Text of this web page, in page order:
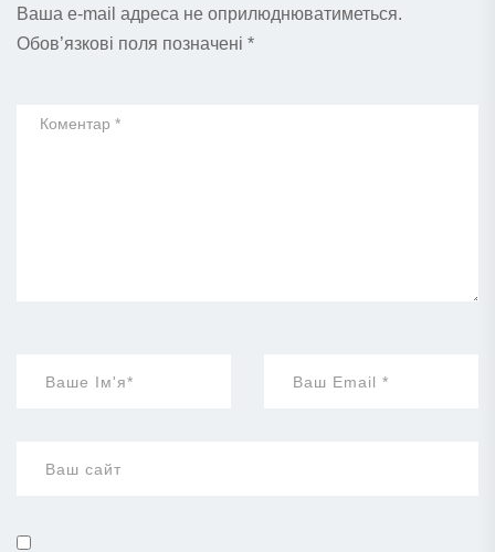
Ваша e-mail адреса не оприлюднюватиметься.
Обов’язкові поля позначені *